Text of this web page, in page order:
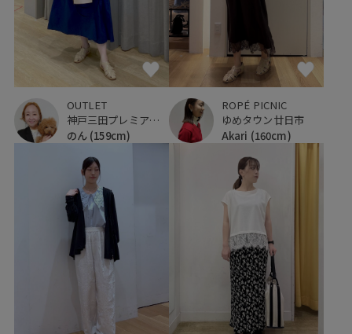
OUTLET
神戸三田プレミアム・アウトレット
のん (159cm)
ROPÉ PICNIC
ゆめタウン廿日市
Akari (160cm)